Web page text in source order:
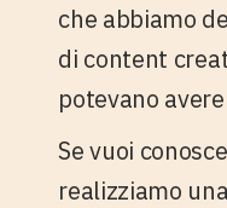
che abbiamo
di content
potevano
Se vuoi
realizziamo